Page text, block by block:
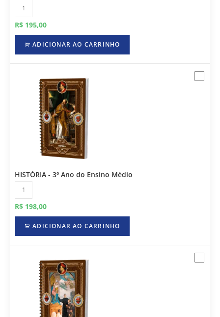
R$ 195,00
ADICIONAR AO CARRINHO
HISTÓRIA - 3º Ano do Ensino Médio
R$ 198,00
ADICIONAR AO CARRINHO